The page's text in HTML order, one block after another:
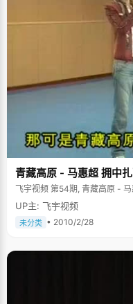
青藏高原 - 马惠超 拥中
飞宇视频 第54期, 青藏高原 -
UP主: 飞宇视频
未分类 • 2010/2/28